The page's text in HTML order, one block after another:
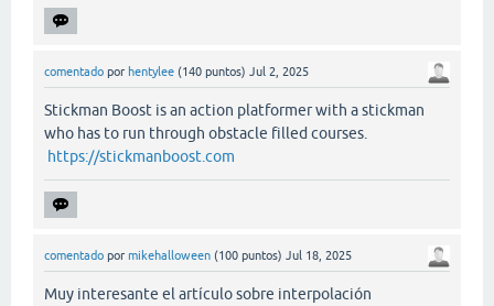
comentado por hentylee (140 puntos) Jul 2, 2025
Stickman Boost is an action platformer with a stickman
who has to run through obstacle filled courses.
https://stickmanboost.com
comentado por mikehalloween (100 puntos) Jul 18, 2025
Muy interesante el artículo sobre interpolación